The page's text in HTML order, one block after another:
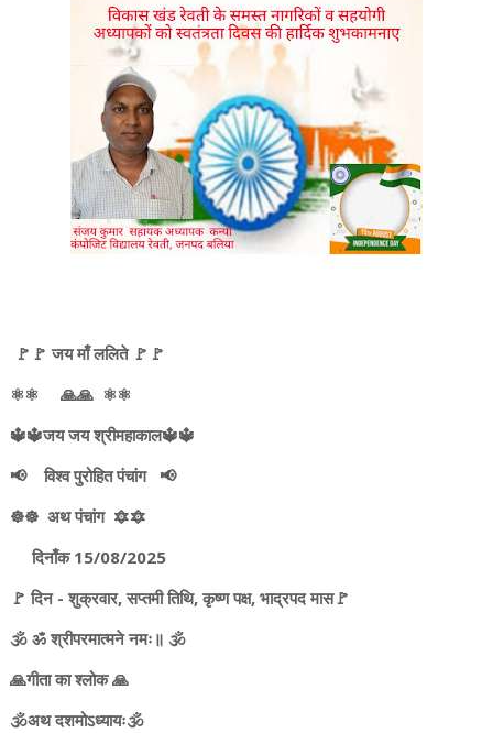
🚩🚩 जय माँ ललिते 🚩🚩
⚛️⚛️ 🙏🙏 ⚛️⚛️
🔱🔱जय जय श्रीमहाकाल🔱🔱
📢 विश्व पुरोहित पंचांग 📢
☸️☸️ अथ पंचांग 🔯🔯
दिनाँक 15/08/2025
🚩 दिन - शुक्रवार, सप्तमी तिथि, कृष्ण पक्ष, भाद्रपद मास🚩
🕉️ ॐ श्रीपरमात्मने नमः॥ 🕉️
🙏गीता का श्लोक 🙏
🕉️अथ दशमोऽध्यायः🕉️